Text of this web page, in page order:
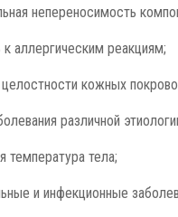
непереносимость
аллергическим реакциям;
кожных
различной
температура тела;
и инфекционные